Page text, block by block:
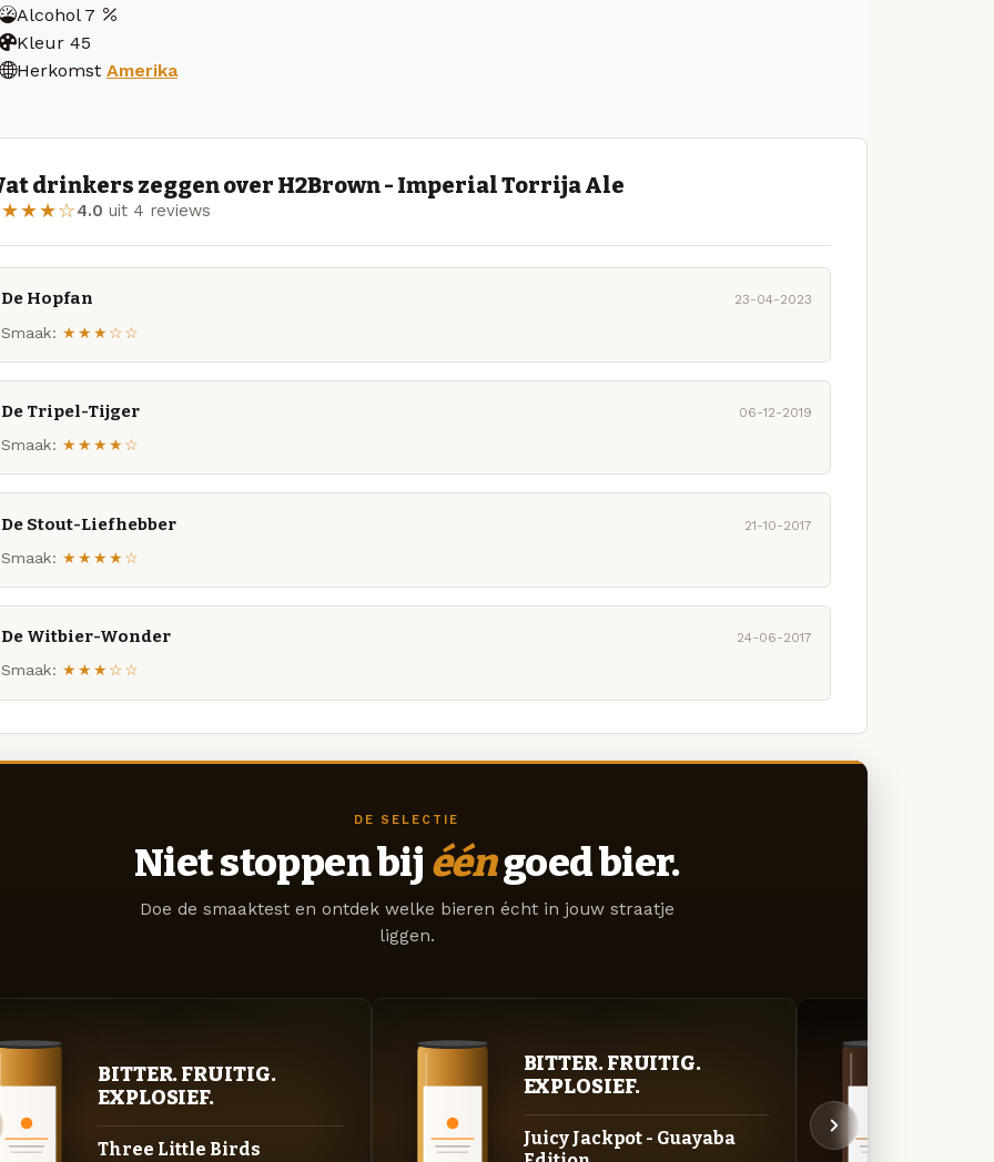
Alcohol 7
Kleur 45
Herkomst Amerika
drinkers zeggen over H2Brown - Imperial Torrija Ale
4.0 uit 4 reviews
De Hopfan 23-04-2023
Smaak: ★★★☆☆
De Tripel-Tijger 06-12-2019
Smaak: ★★★★☆
De Stout-Liefhebber 21-10-2017
Smaak: ★★★★☆
De Witbier-Wonder 24-06-2017
Smaak: ★★★☆☆
DE SELECTIE
Niet stoppen bij ééngoed bier.
Doe de smaaktest en ontdek welke bieren écht in jouw straatje
liggen.
BITTER. FRUITIG.
EXPLOSIEF.
Three Little Birds
BITTER. FRUITIG.
EXPLOSIEF.
Juicy Jackpot - Guayaba